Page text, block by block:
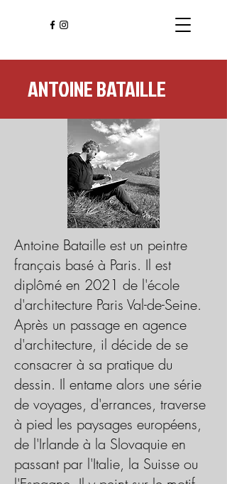
ANTOINE BATAILLE
Antoine Bataille est un peintre
français basé à Paris. Il est
diplômé en 2021 de l'école
d'architecture Paris Val-de-Seine.
Après un passage en agence
d'architecture, il décide de se
consacrer à sa pratique du
dessin. Il entame alors une série
de voyages, d'errances, traverse
à pied les paysages européens,
de l'Irlande à la Slovaquie en
passant par l'Italie, la Suisse ou